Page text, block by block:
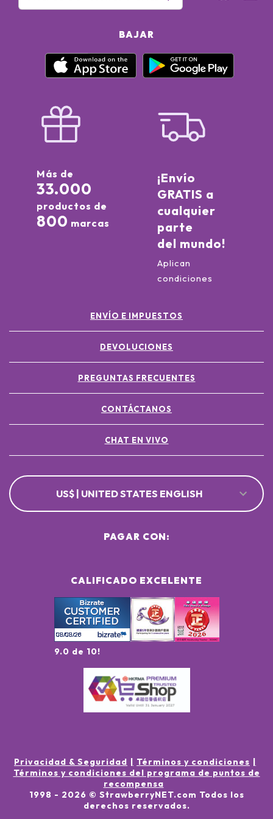
BAJAR
Más de
33.000
productos de
800 marcas
¡Envío
GRATIS a
cualquier
parte
del mundo!
Aplican
condiciones
ENVÍO E IMPUESTOS
DEVOLUCIONES
PREGUNTAS FRECUENTES
CONTÁCTANOS
CHAT EN VIVO
US$ | UNITED STATES ENGLISH
CALIFICADO EXCELENTE
9.0 de 10!
PAGAR CON:
Privacidad & Seguridad
Términos y condiciones
Términos y condiciones del programa de puntos de
recompensa
1998 - 2026 © StrawberryNET.com Todos los
derechos reservados.